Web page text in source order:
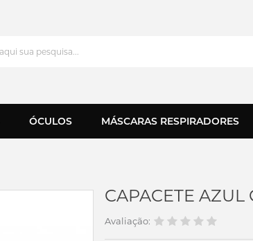
ÓCULOS MÁSCARAS RESPIRADORES
CAPACETE AZUL
Avaliação: